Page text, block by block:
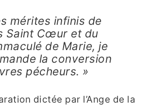
mérites infinis de
Saint Cœur et du
de Marie, je
la conversion
pécheurs. »
dictée par l’Ange de la